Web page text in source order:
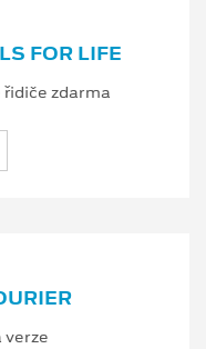
FOR LIFE
zdarma
verze